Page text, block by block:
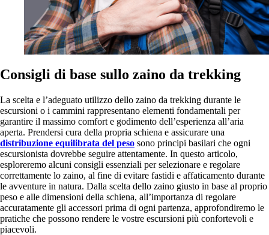
Consigli di base sullo zaino da trekking
La scelta e l’adeguato utilizzo dello zaino da trekking durante le
escursioni o i cammini rappresentano elementi fondamentali per
garantire il massimo comfort e godimento dell’esperienza all’aria
aperta. Prendersi cura della propria schiena e assicurare una
distribuzione equilibrata del peso sono principi basilari che ogni
escursionista dovrebbe seguire attentamente. In questo articolo,
esploreremo alcuni consigli essenziali per selezionare e regolare
correttamente lo zaino, al fine di evitare fastidi e affaticamento durante
le avventure in natura. Dalla scelta dello zaino giusto in base al proprio
peso e alle dimensioni della schiena, all’importanza di regolare
accuratamente gli accessori prima di ogni partenza, approfondiremo le
pratiche che possono rendere le vostre escursioni più confortevoli e
piacevoli.